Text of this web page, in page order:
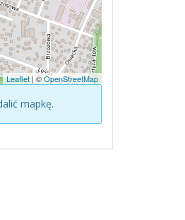
Leaflet | ©OpenStreetMap
mapkę.